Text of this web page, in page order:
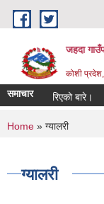
Skip to main content
जहदा
कोशी
समाचार
प्रकाशन गरिएको बारे।
You are
Home » ग्यालरी
ग्यालरी